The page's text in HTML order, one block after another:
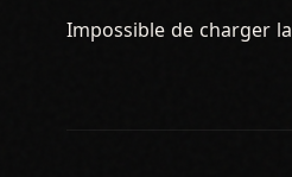
Impossible de charger